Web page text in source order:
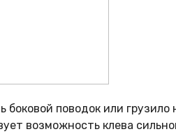
боковой поводок или
возможность клева